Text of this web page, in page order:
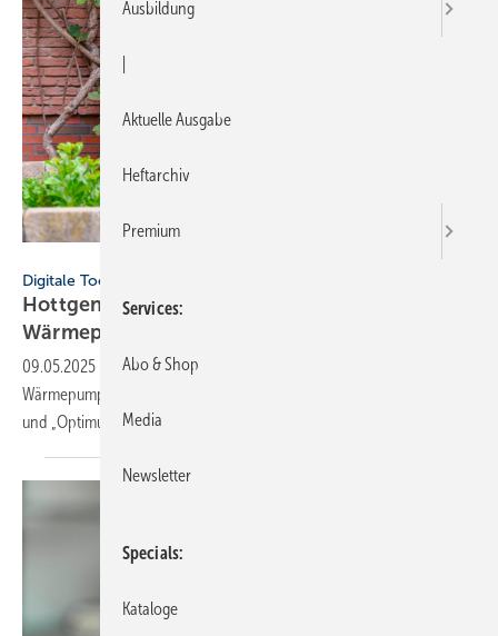
snapshotfreddy - stock.adobe.com
Digitale Tools
Hottgenroth Software: neu­er
Wär­me­pum­pen-Be­ra­ter
09.05.2025
Die Hottgenroth Software AG hat eine Erweiterung zur
Wärmepumpen-Beratung für die Software-Lösungen „Energieberater“
und „Optimus“ veröffentlicht.
Ausbildung
Aktuelle Ausgabe
Heftarchiv
Premium
Services
Abo & Shop
Media
Newsletter
Specials
Kataloge